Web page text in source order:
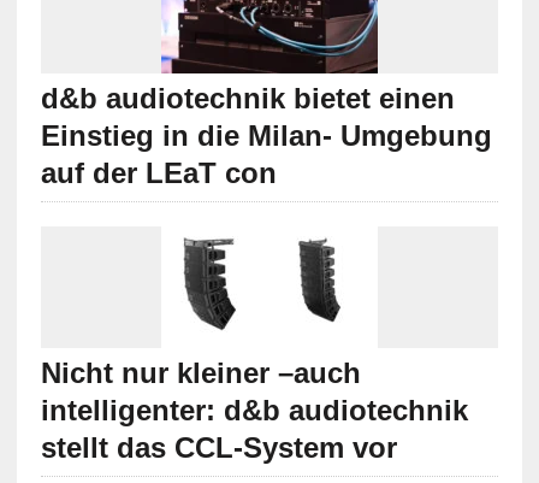
d&b audiotechnik bietet einen
Einstieg in die Milan- Umgebung
auf der LEaT con
Nicht nur kleiner –auch
intelligenter: d&b audiotechnik
stellt das CCL-System vor